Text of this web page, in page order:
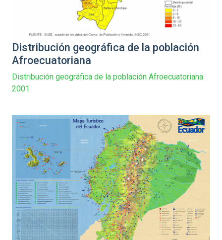
Distribución geográfica de la población
Afroecuatoriana
Distribución geográfica de la población Afroecuatoriana
2001